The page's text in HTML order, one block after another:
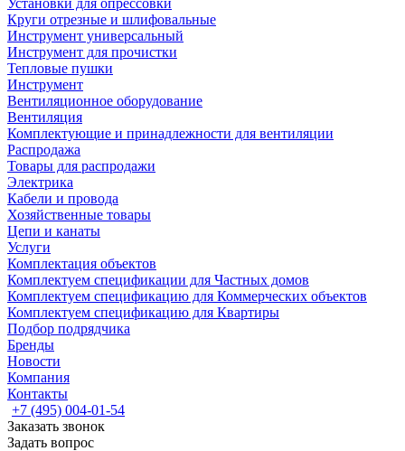
Установки для опрессовки
Круги отрезные и шлифовальные
Инструмент универсальный
Инструмент для прочистки
Тепловые пушки
Инструмент
Вентиляционное оборудование
Вентиляция
Комплектующие и принадлежности для вентиляции
Распродажа
Товары для распродажи
Электрика
Кабели и провода
Хозяйственные товары
Цепи и канаты
Услуги
Комплектация объектов
Комплектуем спецификации для Частных домов
Комплектуем спецификацию для Коммерческих объектов
Комплектуем спецификацию для Квартиры
Подбор подрядчика
Бренды
Новости
Компания
Контакты
+7 (495) 004-01-54
Заказать звонок
Задать вопрос